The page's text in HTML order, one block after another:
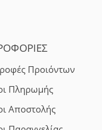
Προιόντων
Πληρωμής
Αποστολής